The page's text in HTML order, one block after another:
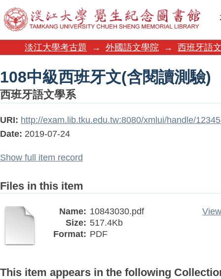
108中級西班牙文(含閱讀測驗)
淡江大學考古題 → 外國語文學院 → 西班牙語
108中級西班牙文(含閱讀測驗)
西班牙語文學系
URI: http://exam.lib.tku.edu.tw:8080/xmlui/handle/
Date: 2019-07-24
Show full item record
Files in this item
Name: 10843030.pdf
Size: 517.4Kb
Format: PDF
This item appears in the following